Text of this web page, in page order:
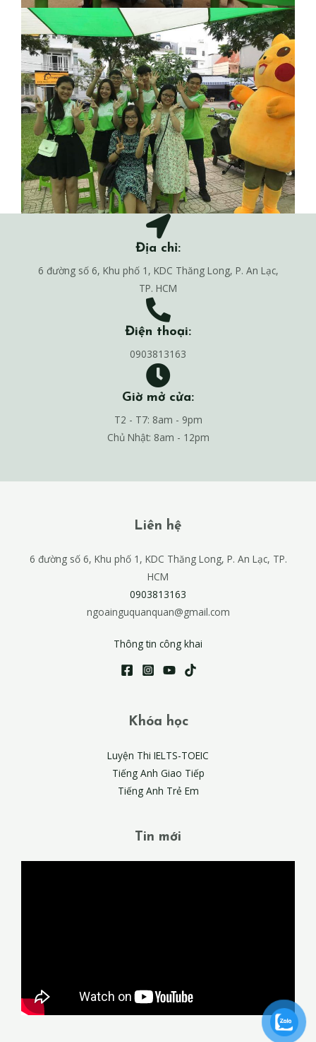
Địa chỉ:
6 đường số 6, Khu phố 1, KDC Thăng Long, P. An Lạc,
TP. HCM
Điện thoại:
0903813163
Giờ mở cửa:
T2 - T7: 8am - 9pm
Chủ Nhật: 8am - 12pm
Liên hệ
6 đường số 6, Khu phố 1, KDC Thăng Long, P. An Lạc, TP.
HCM
0903813163
ngoainguquanquan@gmail.com
Thông tin công khai
Khóa học
Luyện Thi IELTS-TOEIC
Tiếng Anh Giao Tiếp
Tiếng Anh Trẻ Em
Tin mới